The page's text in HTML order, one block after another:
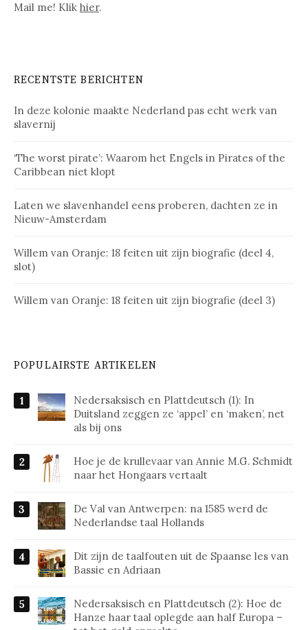
Mail me! Klik hier.
RECENTSTE BERICHTEN
In deze kolonie maakte Nederland pas echt werk van
slavernij
‘The worst pirate’: Waarom het Engels in Pirates of the
Caribbean niet klopt
Laten we slavenhandel eens proberen, dachten ze in
Nieuw-Amsterdam
Willem van Oranje: 18 feiten uit zijn biografie (deel 4,
slot)
Willem van Oranje: 18 feiten uit zijn biografie (deel 3)
POPULAIRSTE ARTIKELEN
Nedersaksisch en Plattdeutsch (1): In
Duitsland zeggen ze ‘appel’ en ‘maken’, net
als bij ons
Hoe je de krullevaar van Annie M.G. Schmidt
naar het Hongaars vertaalt
De Val van Antwerpen: na 1585 werd de
Nederlandse taal Hollands
Dit zijn de taalfouten uit de Spaanse les van
Bassie en Adriaan
Nedersaksisch en Plattdeutsch (2): Hoe de
Hanze haar taal oplegde aan half Europa –